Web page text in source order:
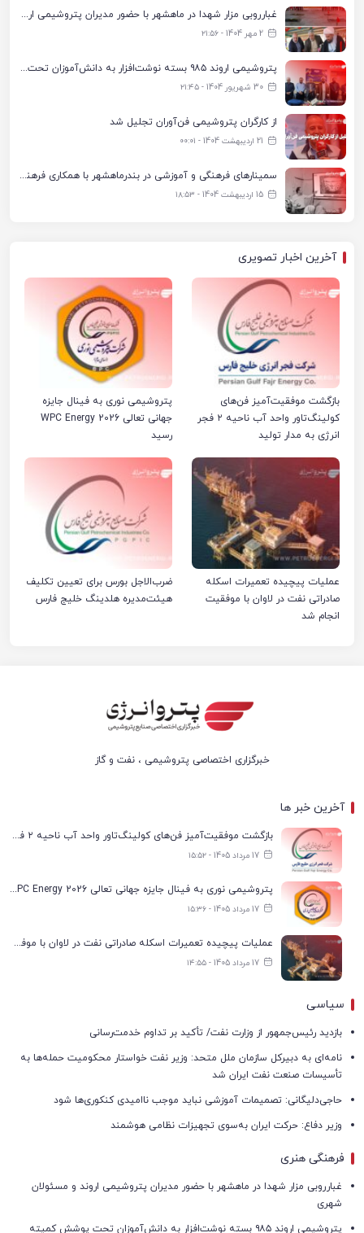
غبارروبی مزار شهدا در ماهشهر با حضور مدیران پتروشیمی اروند و مسئولان شهری
2 مهر 1404 - ۲۱:۵۶
پتروشیمی اروند ۹۸۵ بسته نوشت‌افزار به دانش‌آموزان تحت پوشش کمیته امداد بندرماهشهر اهدا کرد
30 شهریور 1404 - ۲۱:۴۵
از کارگران پتروشیمی فن‌آوران تجلیل شد
21 اردیبهشت 1404 - ۰۰:۰۱
سمینارهای فرهنگی و آموزشی در بندرماهشهر با همکاری فرهنگ‌سرای پتروشیمی مارون
15 اردیبهشت 1404 - ۱۸:۵۳
آخرین اخبار تصویری
بازگشت موفقیت‌آمیز فن‌های
کولینگ‌تاور واحد آب ناحیه ۲ فجر
انرژی به مدار تولید
پتروشیمی نوری به فینال جایزه
جهانی تعالی WPC Energy 2026
رسید
عملیات پیچیده تعمیرات اسکله
صادراتی نفت در لاوان با موفقیت
انجام شد
ضرب‌الاجل بورس برای تعیین تکلیف
هیئت‌مدیره هلدینگ خلیج فارس
خبرگزاری اختصاصی پتروشیمی ، نفت و گاز
آخرین خبر ها
بازگشت موفقیت‌آمیز فن‌های کولینگ‌تاور واحد آب ناحیه ۲ فجر انرژی به مدار تولید
17 مرداد 1405 - ۱۵:۵۲
پتروشیمی نوری به فینال جایزه جهانی تعالی WPC Energy 2026 رسید
17 مرداد 1405 - ۱۵:۳۶
عملیات پیچیده تعمیرات اسکله صادراتی نفت در لاوان با موفقیت انجام شد
17 مرداد 1405 - ۱۴:۵۵
سیاسی
بازدید رئیس‌جمهور از وزارت نفت/ تأکید بر تداوم خدمت‌رسانی
نامه‌ای به دبیرکل سازمان ملل متحد: وزیر نفت خواستار محکومیت حمله‌ها به
تأسیسات صنعت نفت ایران شد
حاجی‌دلیگانی: تصمیمات آموزشی نباید موجب ناامیدی کنکوری‌ها شود
وزیر دفاع: حرکت ایران به‌سوی تجهیزات نظامی هوشمند
فرهنگی هنری
غبارروبی مزار شهدا در ماهشهر با حضور مدیران پتروشیمی اروند و مسئولان
شهری
پتروشیمی اروند ۹۸۵ بسته نوشت‌افزار به دانش‌آموزان تحت پوشش کمیته